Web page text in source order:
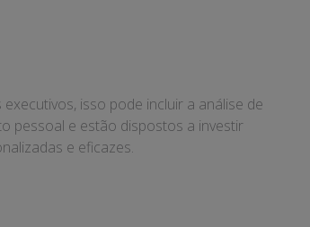
isso pode incluir a análise de
pessoal e estão dispostos a investir
e eficazes.